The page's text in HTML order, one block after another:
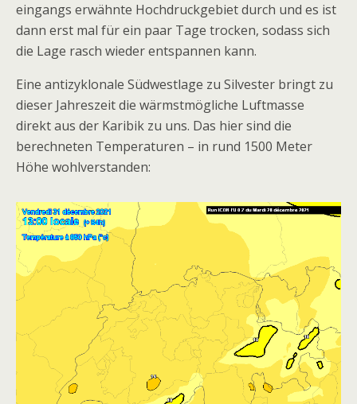
eingangs erwähnte Hochdruckgebiet durch und es ist
dann erst mal für ein paar Tage trocken, sodass sich
die Lage rasch wieder entspannen kann.
Eine antizyklonale Südwestlage zu Silvester bringt zu
dieser Jahreszeit die wärmstmögliche Luftmasse
direkt aus der Karibik zu uns. Das hier sind die
berechneten Temperaturen – in rund 1500 Meter
Höhe wohlverstanden: